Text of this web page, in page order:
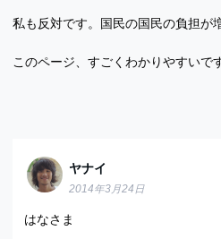
私も反対です。国民の国民の負担が
このページ、すごくわかりやすいで
ヤナイ
2014年3月24日
はなさま